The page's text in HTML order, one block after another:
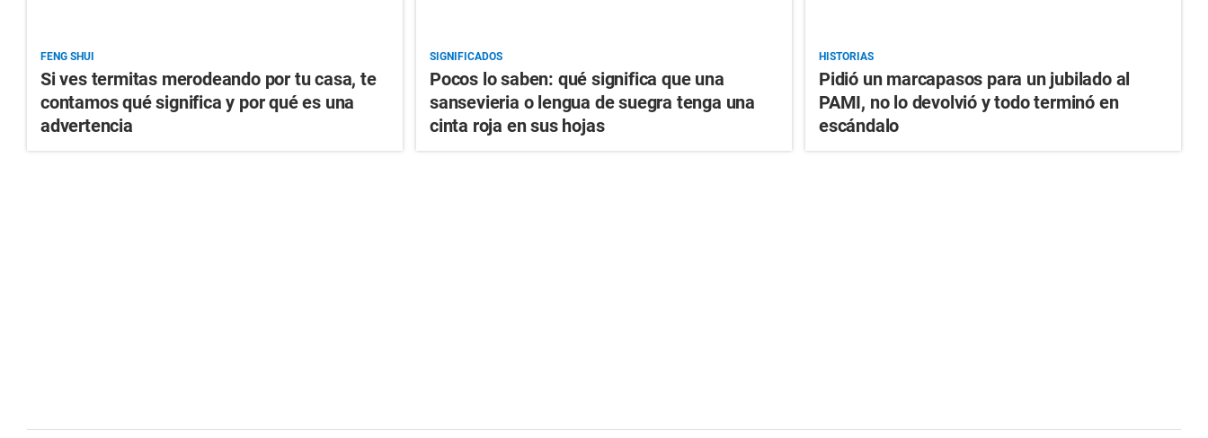
FENG SHUI
Si ves termitas merodeando por tu casa, te
contamos qué significa y por qué es una
advertencia
SIGNIFICADOS
Pocos lo saben: qué significa que una
sansevieria o lengua de suegra tenga una
cinta roja en sus hojas
HISTORIAS
Pidió un marcapasos para un jubilado al
PAMI, no lo devolvió y todo terminó en
escándalo